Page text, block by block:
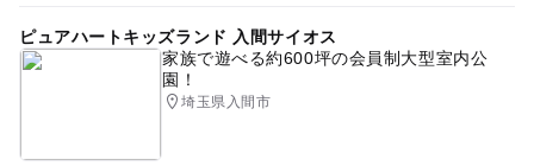
ピュアハートキッズランド 入間サイオス
家族で遊べる約600坪の会員制大型室内公
園！
埼玉県入間市